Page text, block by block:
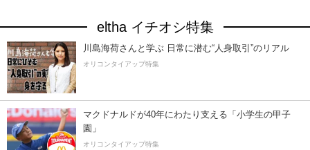
eltha イチオシ特集
川島海荷さんと学ぶ 日常に潜む“人身取引”のリアル
オリコンタイアップ特集
マクドナルドが40年にわたり支える「小学生の甲子
園」
オリコンタイアップ特集